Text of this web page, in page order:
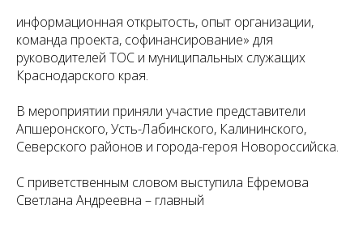
информационная открытость, опыт организации,
команда проекта, софинансирование» для
руководителей ТОС и муниципальных служащих
Краснодарского края.
В мероприятии приняли участие представители
Апшеронского, Усть-Лабинского, Калининского,
Северского районов и города-героя Новороссийска.
С приветственным словом выступила Ефремова
Светлана Андреевна – главный